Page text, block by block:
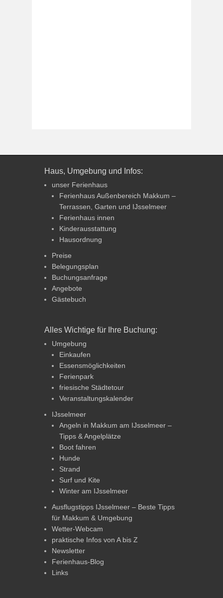
Haus, Umgebung und Infos:
unser Ferienhaus
Ferienhaus Außenbereich Makkum –
Terrassen, Garten und IJsselmeer
Ferienhaus innen
Kinderausstattung
Hausordnung
Preise
Belegungsplan
Buchungsanfrage
Angebote
Gästebuch
Alles Wichtige für Ihre Buchung:
Umgebung
Einkaufen
Essensmöglichkeiten
Ferienpark
friesische Städtetour
Veranstaltungskalender
IJsselmeer
Angeln in Makkum am IJsselmeer –
Tipps & Angelplätze
Boot fahren
Hunde
Strand
Surf und Kite
Winter am IJsselmeer
Ausflugstipps IJsselmeer – Beste Tipps
für Makkum & Umgebung
Wetter-Webcam
praktische Infos von A bis Z
Newsletter
Ferienhaus-Blog
Links